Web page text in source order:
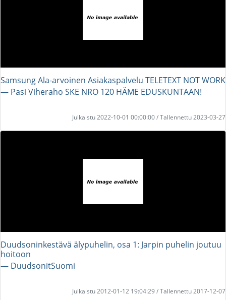
Samsung Ala-arvoinen Asiakaspalvelu TELETEXT NOT WORK
― Pasi Viheraho SKE NRO 120 HÄME EDUSKUNTAAN!
Julkaistu 2022-10-01 00:00:00 / Tallennettu 2023-03-27
Duudsoninkestävä älypuhelin, osa 1: Jarpin puhelin joutuu
hoitoon
― DuudsonitSuomi
Julkaistu 2012-01-12 19:04:29 / Tallennettu 2017-12-07